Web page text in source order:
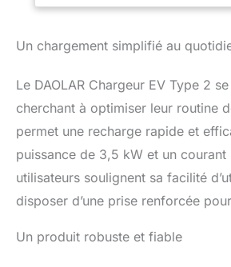
Un chargement simplifié au
Le DAOLAR Chargeur EV Type 2
cherchant à optimiser leur routine
permet une recharge rapide et
puissance de 3,5 kW et un
utilisateurs soulignent sa facilité
disposer d’une prise renforcée
Un produit robuste et fiable